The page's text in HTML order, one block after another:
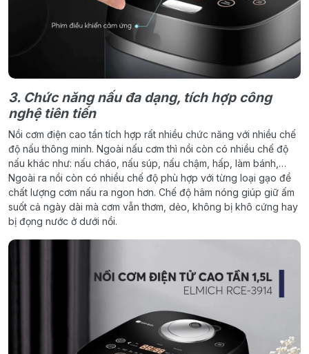
3. Chức năng nấu đa dạng, tích hợp công
nghệ tiên tiến
Nồi cơm điện cao tần tích hợp rất nhiều chức năng với nhiều chế
độ nấu thông minh. Ngoài nấu cơm thì nồi còn có nhiều chế độ
nấu khác như: nấu cháo, nấu súp, nấu chậm, hấp, làm bánh,…
Ngoài ra nồi còn có nhiều chế độ phù hợp với từng loại gạo để
chất lượng cơm nấu ra ngon hơn. Chế độ hâm nóng giúp giữ ấm
suốt cả ngày dài mà cơm vẫn thơm, dẻo, không bị khô cứng hay
bị đọng nước ở dưới nồi.